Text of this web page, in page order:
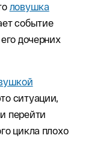
ловушка
событие
дочерних
ситуации,
перейти
цикла плохо